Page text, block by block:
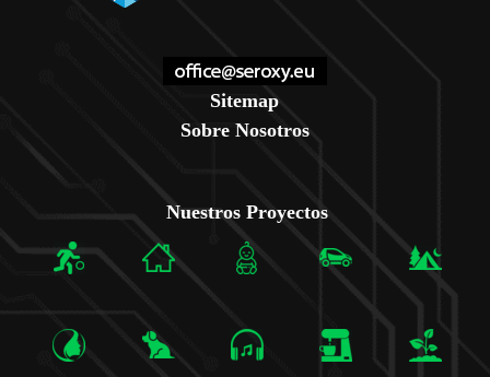
Sitemap
Sobre Nosotros
Nuestros Proyectos